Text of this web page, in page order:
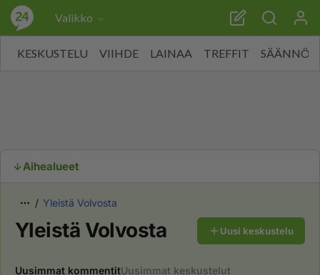
Valikko
KESKUSTELU VIIHDE LAINAA TREFFIT SÄÄNNÖT
Aihealueet
Yleistä Volvosta
Yleistä Volvosta Uusi keskustelu
Uusimmat kommentitUusimmat keskustelut